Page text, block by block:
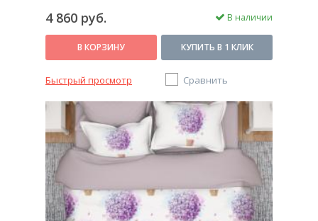
4 860 руб. В наличии
В КОРЗИНУ КУПИТЬ В 1 КЛИК
Быстрый просмотр Сравнить